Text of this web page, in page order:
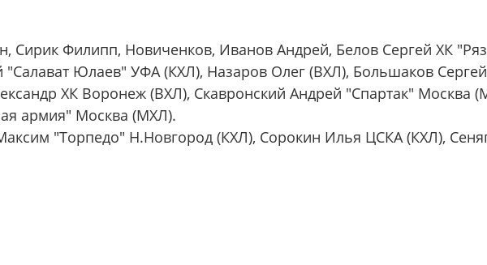
Сирик Филипп, Новиченков, Иванов Андрей, Белов Сергей ХК
"Салават Юлаев" УФА (КХЛ), Назаров Олег (ВХЛ), Большаков
ХК Воронеж (ВХЛ), Скавронский Андрей "Спартак"
армия" Москва (МХЛ).
"Торпедо" Н.Новгород (КХЛ), Сорокин Илья ЦСКА (КХЛ),